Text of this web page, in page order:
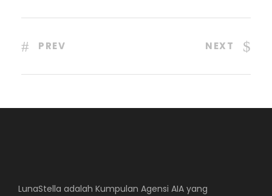
PREV NEXT
LunaStella adalah Kumpulan Agensi AIA yang